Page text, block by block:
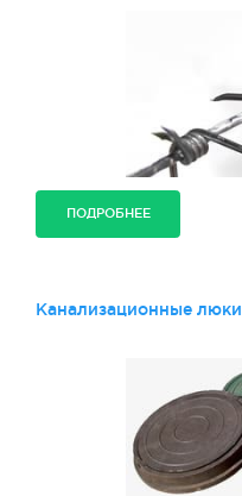
ПОДРОБНЕЕ
Канализационные люки